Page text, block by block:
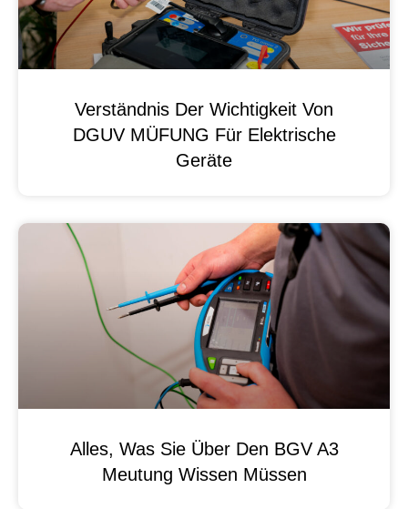
Verständnis Der Wichtigkeit Von
DGUV MÜFUNG Für Elektrische
Geräte
Alles, Was Sie Über Den BGV A3
Meutung Wissen Müssen